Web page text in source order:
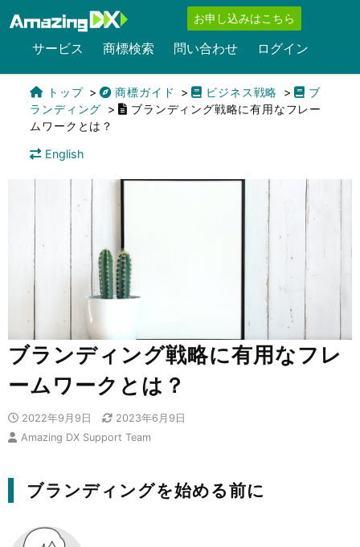
お申し込みはこちら
サービス 商標検索 問い合わせ ログイン
トップ 商標ガイド ビジネス戦略
ブ
ランディング
ブランディング戦略に有用なフレー
ムワークとは？
English
ブランディング戦略に有用なフレ
ームワークとは？
2022年9月9日
2023年6月9日
Amazing DX Support Team
ブランディングを始める前に